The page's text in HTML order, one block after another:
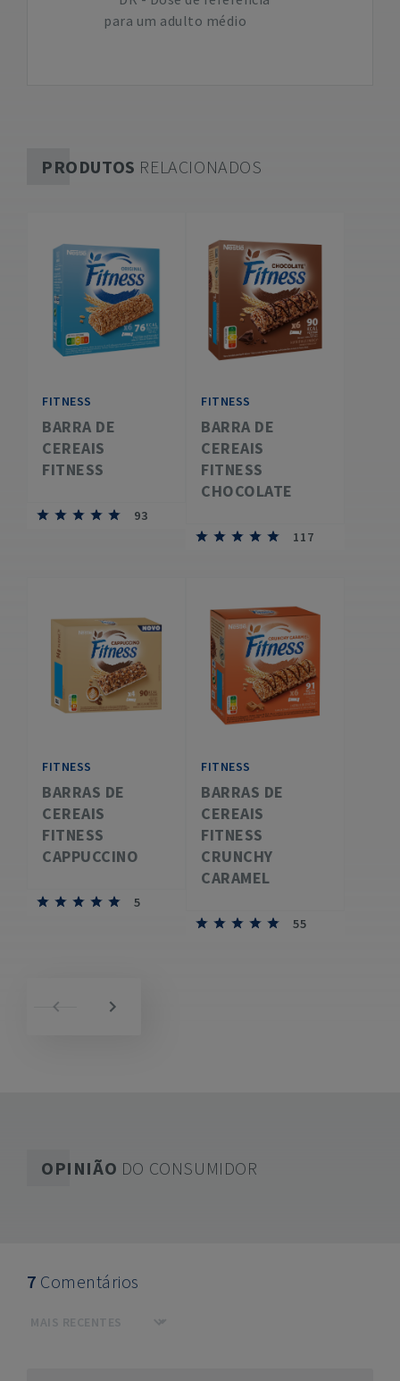
para um adulto médio
PRODUTOS RELACIONADOS
FITNESS
BARRA DE
CEREAIS
FITNESS
93
FITNESS
BARRA DE
CEREAIS
FITNESS
CHOCOLATE
117
FITNESS
BARRAS DE
CEREAIS
FITNESS
CAPPUCCINO
5
FITNESS
BARRAS DE
CEREAIS
FITNESS
CRUNCHY
CARAMEL
55
OPINIÃO DO CONSUMIDOR
7 Comentários